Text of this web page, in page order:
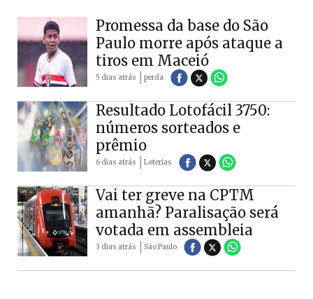
Promessa da base do São
Paulo morre após ataque a
tiros em Maceió
5 dias atrás perda
Resultado Lotofácil 3750:
números sorteados e
prêmio
6 dias atrás Loterias
Vai ter greve na CPTM
amanhã? Paralisação será
votada em assembleia
3 dias atrás São Paulo